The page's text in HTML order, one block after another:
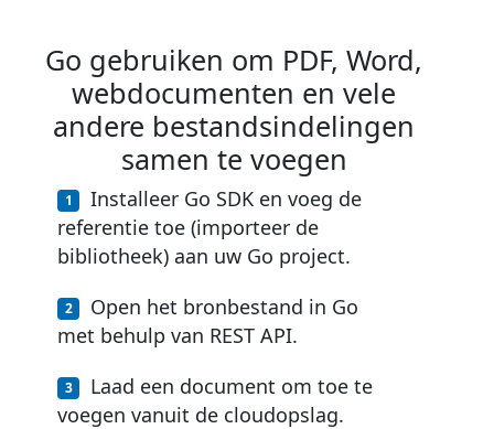
Go gebruiken om PDF, Word,
webdocumenten en vele
andere bestandsindelingen
samen te voegen
Installeer Go SDK en voeg de
referentie toe (importeer de
bibliotheek) aan uw Go project.
Open het bronbestand in Go
met behulp van REST API.
Laad een document om toe te
voegen vanuit de cloudopslag.